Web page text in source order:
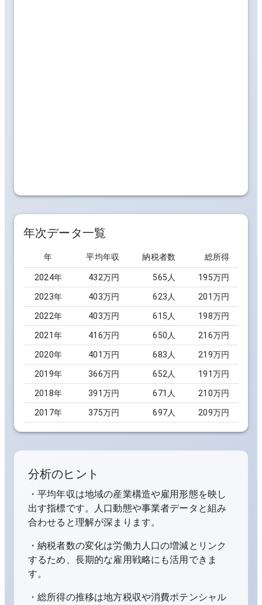
年次データ一覧
年 平均年収 納税者数 総所得
2024年 432万円 565 人 195万円
2023年 403万円 623 人 201万円
2022年 403万円 615 人 198万円
2021年 416万円 650 人 216万円
2020年 401万円 683 人 219万円
2019年 366万円 652 人 191万円
2018年 391万円 671 人 210万円
2017年 375万円 697人 209万円
分析のヒント
・平均年収は地域の産業構造や雇用形態を映し
出す指標です。人口動態や事業者データと組み
合わせると理解が深まります。
・納税者数の変化は労働力人口の増減とリンク
するため、長期的な雇用戦略にも活用できま
す。
・総所得の推移は地方税収や消費ポテンシャル